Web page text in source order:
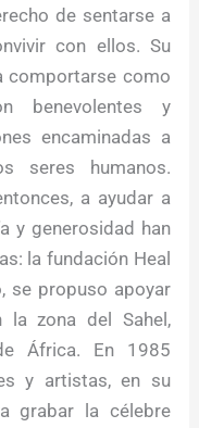
de sentarse a
con ellos. Su
comportarse como
benevolentes y
encaminadas a
seres humanos.
a ayudar a
y generosidad han
la fundación Heal
se propuso apoyar
zona del Sahel,
África. En 1985
y artistas, en su
grabar la célebre